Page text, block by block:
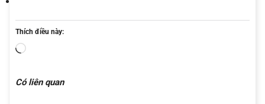
Thích điều này:
Đang
Có liên quan